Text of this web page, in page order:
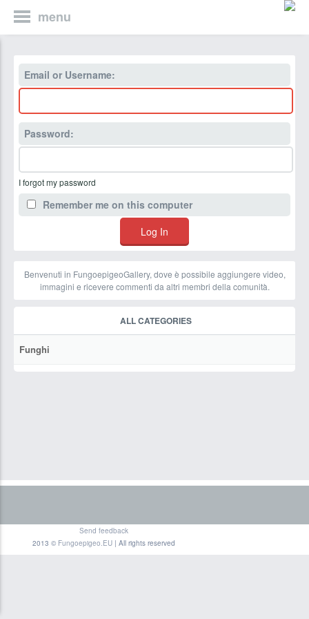
menu
Email or Username:
Password:
I forgot my password
Remember me on this computer
Benvenuti in FungoepigeoGallery, dove è possibile aggiungere video,
immagini e ricevere commenti da altri membri della comunità.
ALL CATEGORIES
Funghi
Send feedback
2013 © Fungoepigeo.EU| All rights reserved